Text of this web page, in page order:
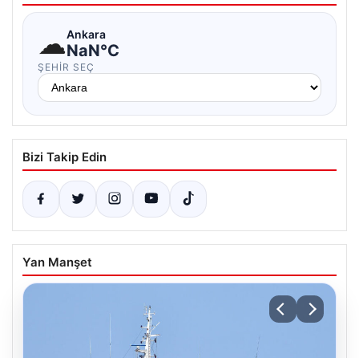
☁Ankara
NaN°C
ŞEHIR SEÇ
Bizi Takip Edin
Yan Manşet